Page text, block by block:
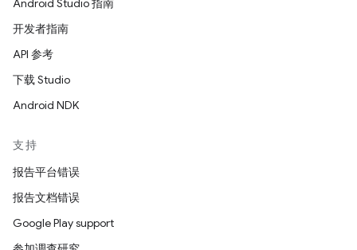
Android Studio 指南
开发者指南
API 参考
下载 Studio
Android NDK
支持
报告平台错误
报告文档错误
Google Play support